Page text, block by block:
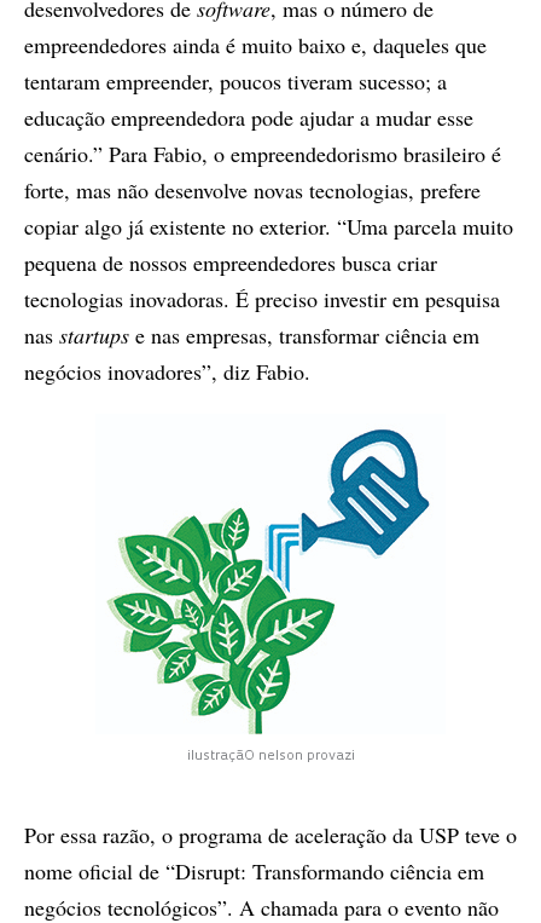
desenvolvedores de software, mas o número de
empreendedores ainda é muito baixo e, daqueles que
tentaram empreender, poucos tiveram sucesso; a
educação empreendedora pode ajudar a mudar esse
cenário.” Para Fabio, o empreendedorismo brasileiro é
forte, mas não desenvolve novas tecnologias, prefere
copiar algo já existente no exterior. “Uma parcela muito
pequena de nossos empreendedores busca criar
tecnologias inovadoras. É preciso investir em pesquisa
nas startups e nas empresas, transformar ciência em
negócios inovadores”, diz Fabio.
ilustraçãO nelson provazi
Por essa razão, o programa de aceleração da USP teve o
nome oficial de “Disrupt: Transformando ciência em
negócios tecnológicos”. A chamada para o evento não